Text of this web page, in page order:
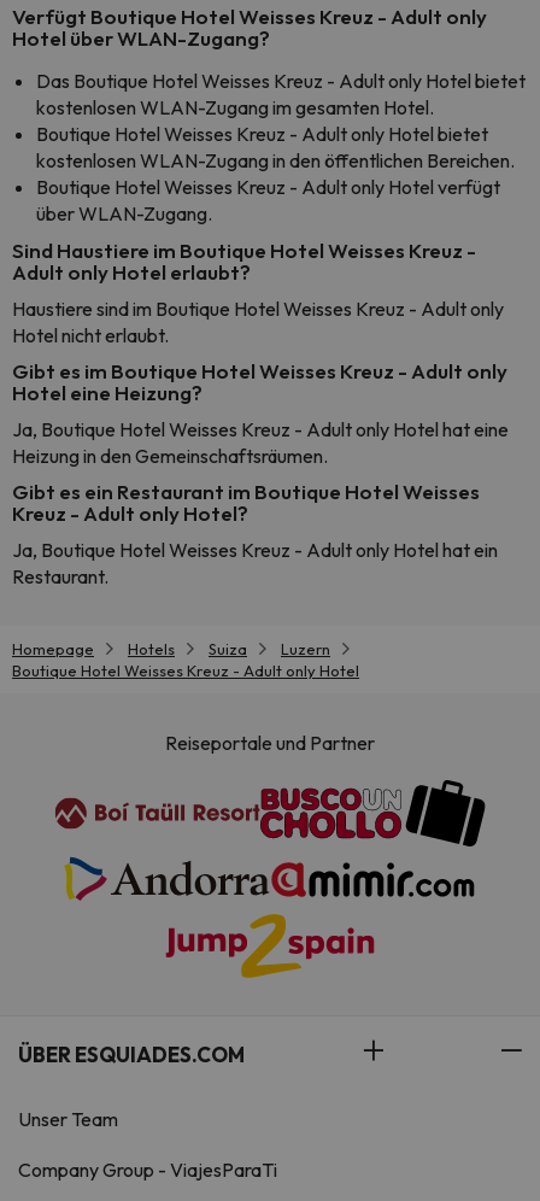
Verfügt Boutique Hotel Weisses Kreuz - Adult only
Hotel über WLAN-Zugang?
Das Boutique Hotel Weisses Kreuz - Adult only Hotel bietet
kostenlosen WLAN-Zugang im gesamten Hotel.
Boutique Hotel Weisses Kreuz - Adult only Hotel bietet
kostenlosen WLAN-Zugang in den öffentlichen Bereichen.
Boutique Hotel Weisses Kreuz - Adult only Hotel verfügt
über WLAN-Zugang.
Sind Haustiere im Boutique Hotel Weisses Kreuz -
Adult only Hotel erlaubt?
Haustiere sind im Boutique Hotel Weisses Kreuz - Adult only
Hotel nicht erlaubt.
Gibt es im Boutique Hotel Weisses Kreuz - Adult only
Hotel eine Heizung?
Ja, Boutique Hotel Weisses Kreuz - Adult only Hotel hat eine
Heizung in den Gemeinschaftsräumen.
Gibt es ein Restaurant im Boutique Hotel Weisses
Kreuz - Adult only Hotel?
Ja, Boutique Hotel Weisses Kreuz - Adult only Hotel hat ein
Restaurant.
Homepage Hotels Suiza
Luzern
Boutique Hotel Weisses Kreuz - Adult only Hotel
Reiseportale und Partner
ÜBER ESQUIADES.COM
Unser Team
Company Group - ViajesParaTi